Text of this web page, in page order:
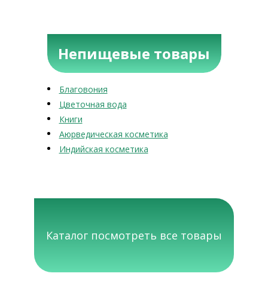
Непищевые товары
Благовония
Цветочная вода
Книги
Аюрведическая косметика
Индийская косметика
Каталог посмотреть все товары